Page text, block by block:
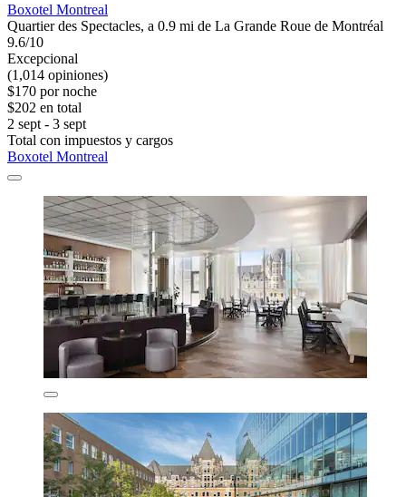
Boxotel Montreal
Quartier des Spectacles, a 0.9 mi de La Grande Roue de Montréal
9.6/10
Excepcional
(1,014 opiniones)
$170 por noche
$202 en total
2 sept - 3 sept
Total con impuestos y cargos
Boxotel Montreal